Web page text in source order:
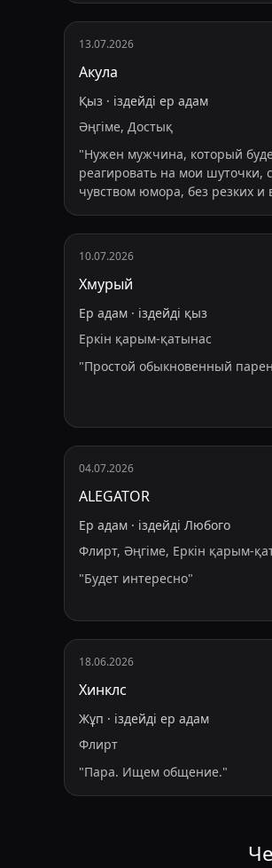
13.07.2026
Акула
Қыз · іздейді ер адам
Әңгіме, Достық
"Нужен мужчина, который
реагировать на мои шуточки,
чувством юмора, без резких и
10.07.2026
Хмурый
Ер адам · іздейді қыз
Еркін қарым-қатынас
"Простой обыкновенный
04.07.2026
ALEGATOR
Ер адам · іздейді Любого
Флирт, Әңгіме, Еркін қарым-
"Будет интересно"
18.06.2026
Хинклс
Жұп · іздейді ер адам
Флирт
"Пара. Ищем общение."